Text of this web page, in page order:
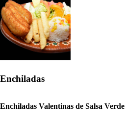
Enchiladas
Enchiladas Valentinas de Salsa Verde